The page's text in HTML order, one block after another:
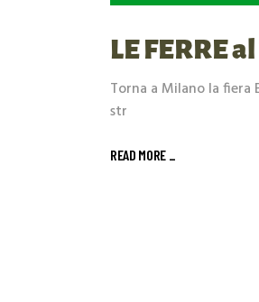
LE FERRE
Torna a Milano la fiera
str
READ MORE _